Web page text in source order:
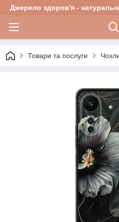
Джерело здоров'я -
Товари та послуги